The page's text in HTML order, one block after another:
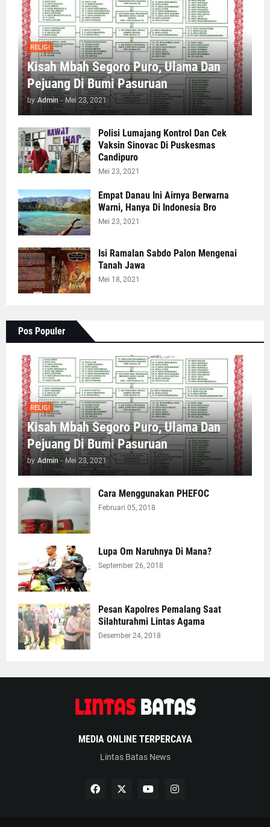
RELIGI
Kisah Mbah Segoro Puro, Ulama Dan
Pejuang Di Bumi Pasuruan
by Admin - Mei 23, 2021
Polisi Lumajang Kontrol Dan Cek
Vaksin Sinovac Di Puskesmas
Candipuro
Mei 23, 2021
Empat Danau Ini Airnya Berwarna
Warni, Hanya Di Indonesia Bro
Mei 23, 2021
Isi Ramalan Sabdo Palon Mengenai
Tanah Jawa
Mei 18, 2021
Pos Populer
RELIGI
Kisah Mbah Segoro Puro, Ulama Dan
Pejuang Di Bumi Pasuruan
by Admin - Mei 23, 2021
Cara Menggunakan PHEFOC
Februari 05, 2018
Lupa Om Naruhnya Di Mana?
September 26, 2018
Pesan Kapolres Pemalang Saat
Silahturahmi Lintas Agama
Desember 24, 2018
MEDIA ONLINE TERPERCAYA
Lintas Batas News